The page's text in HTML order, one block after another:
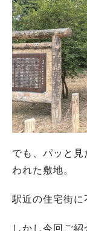
でも、パッと
われた敷地。
駅近の住宅街に
しかし今回ご